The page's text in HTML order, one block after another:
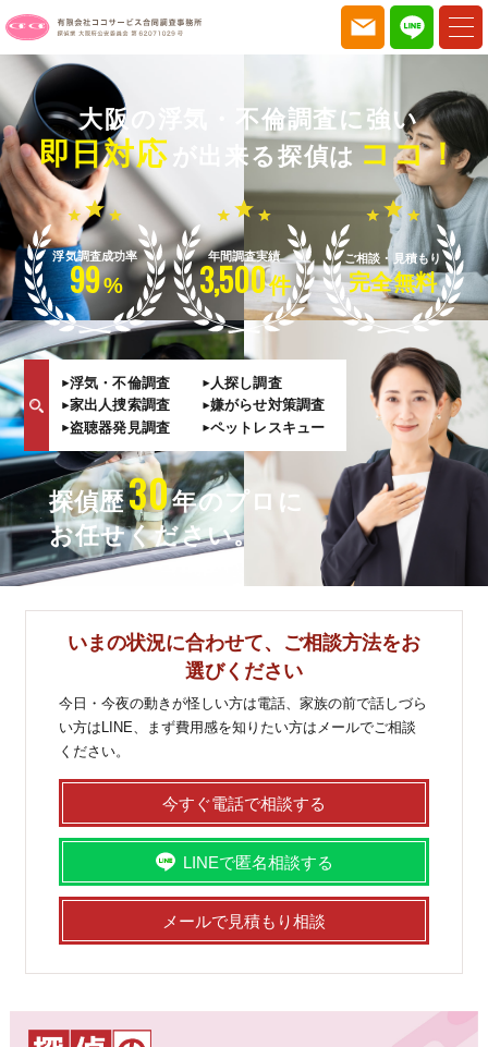
大阪の浮気・不倫調査に強い
即日対応 が出来る探偵は ココ！
浮気調査成功率
99%
年間調査実績
3,500件
ご相談・見積もり
完全無料
浮気・不倫調査
人探し調査
家出人捜索調査
嫌がらせ対策調査
盗聴器発見調査
ペットレスキュー
探偵歴30年のプロに
お任せください。
いまの状況に合わせて、ご相談方法をお
選びください
今日・今夜の動きが怪しい方は電話、家族の前で話しづら
い方はLINE、まず費用感を知りたい方はメールでご相談
ください。
今すぐ電話で相談する
LINEで匿名相談する
メールで見積もり相談